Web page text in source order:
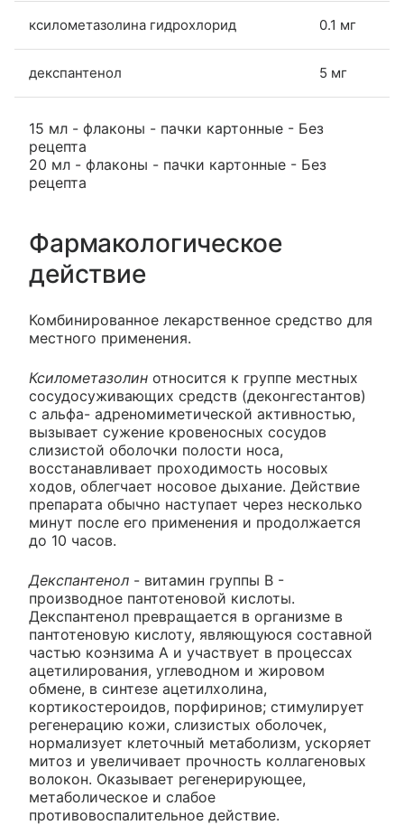
ксилометазолина гидрохлорид 0.1 мг
декспантенол 5 мг
15 мл - флаконы - пачки картонные - Без
рецепта
20 мл - флаконы - пачки картонные - Без
рецепта
Фармакологическое
действие
Комбинированное лекарственное средство для
местного применения.
Ксилометазолин относится к группе местных
сосудосуживающих средств (деконгестантов)
с альфа- адреномиметической активностью,
вызывает сужение кровеносных сосудов
слизистой оболочки полости носа,
восстанавливает проходимость носовых
ходов, облегчает носовое дыхание. Действие
препарата обычно наступает через несколько
минут после его применения и продолжается
до 10 часов.
Декспантенол - витамин группы В -
производное пантотеновой кислоты.
Декспантенол превращается в организме в
пантотеновую кислоту, являющуюся составной
частью коэнзима А и участвует в процессах
ацетилирования, углеводном и жировом
обмене, в синтезе ацетилхолина,
кортикостероидов, порфиринов; стимулирует
регенерацию кожи, слизистых оболочек,
нормализует клеточный метаболизм, ускоряет
митоз и увеличивает прочность коллагеновых
волокон. Оказывает регенерирующее,
метаболическое и слабое
противовоспалительное действие.